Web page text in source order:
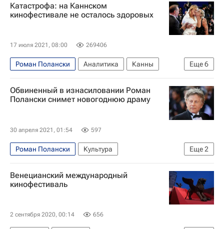
Катастрофа: на Каннском
кинофестивале не осталось здоровых
17 июля 2021, 08:00 269406
Еще6
Роман Полански Аналитика
Канны
Кирилл Серебренников
Каннский кинофестиваль
ЛГБТ*-сообщество
Обвиненный в изнасиловании Роман
Полански снимет новогоднюю драму
30 апреля 2021, 01:54 597
Еще2
Роман Полански
Культура
Новости культуры
Кино
Венецианский международный
кинофестиваль
2 сентября 2020, 00:14 656